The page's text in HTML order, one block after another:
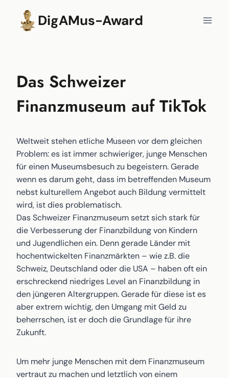
springen
DigAMus-Award
Das Schweizer
Finanzmuseum auf TikTok
Weltweit stehen etliche Museen vor dem gleichen
Problem: es ist immer schwieriger, junge Menschen
für einen Museumsbesuch zu begeistern. Gerade
wenn es darum geht, dass im betreffenden Museum
nebst kulturellem Angebot auch Bildung vermittelt
wird, ist dies problematisch.
Das Schweizer Finanzmuseum setzt sich stark für
die Verbesserung der Finanzbildung von Kindern
und Jugendlichen ein. Denn gerade Länder mit
hochentwickelten Finanzmärkten – wie z.B. die
Schweiz, Deutschland oder die USA – haben oft ein
erschreckend niedriges Level an Finanzbildung in
den jüngeren Altergruppen. Gerade für diese ist es
aber extrem wichtig, den Umgang mit Geld zu
beherrschen, ist er doch die Grundlage für ihre
Zukunft.
Um mehr junge Menschen mit dem Finanzmuseum
vertraut zu machen und letztlich von einem